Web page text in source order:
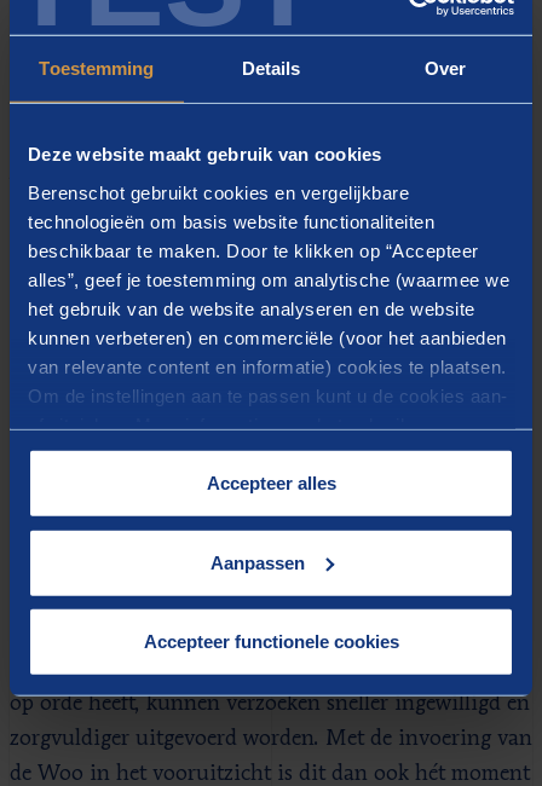
Toestemming Details Over
Deze website maakt gebruik van cookies
Berenschot gebruikt cookies en vergelijkbare
technologieën om basis website functionaliteiten
beschikbaar te maken. Door te klikken op “Accepteer
alles”, geef je toestemming om analytische (waarmee we
het gebruik van de website analyseren en de website
kunnen verbeteren) en commerciële (voor het aanbieden
van relevante content en informatie) cookies te plaatsen.
Om de instellingen aan te passen kunt u de cookies aan-
cookies op onze website treft u in onze
Accepteer alles
Aanpassen
Accepteer functionele cookies
niet de enige wet- en regelgeving die toeziet op het
rechtmatig, zorgvuldig, doelmatig en doeltreffend
gebruik van overheidsinformatie. Zo stellen onder
nieuwe Archiefwet en de AVG eisen aan de wijze
waarop informatie wordt gecreëerd, opgeslagen en
ontsloten.
Nu al aan de slag!
De Woo is daarom een prima gelegenheid om nu al
systematisch aan de verbetering van de
informatiehuishouding te werken, waarmee een
overheidsorganisatie ook aan de eerdergenoemde
(lange termijn, wettelijke) verplichtingen voldoet. Dit
voorkomt de situatie waarin ambtenaren voor een
Wob-verzoek (of straks een Woo-verzoek), door
documenten moeten spitten, die eigenlijk al openbaar
zouden moeten zijn. Wanneer een
overheidsorganisatie de informatiehuishouding goed
op orde heeft, kunnen verzoeken sneller ingewilligd en
zorgvuldiger uitgevoerd worden. Met de invoering van
de Woo in het vooruitzicht is dit dan ook hét moment